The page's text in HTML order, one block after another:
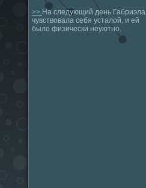
>> На следующий день Габриэла
чувствовала себя усталой, и ей
было физически неуютно.